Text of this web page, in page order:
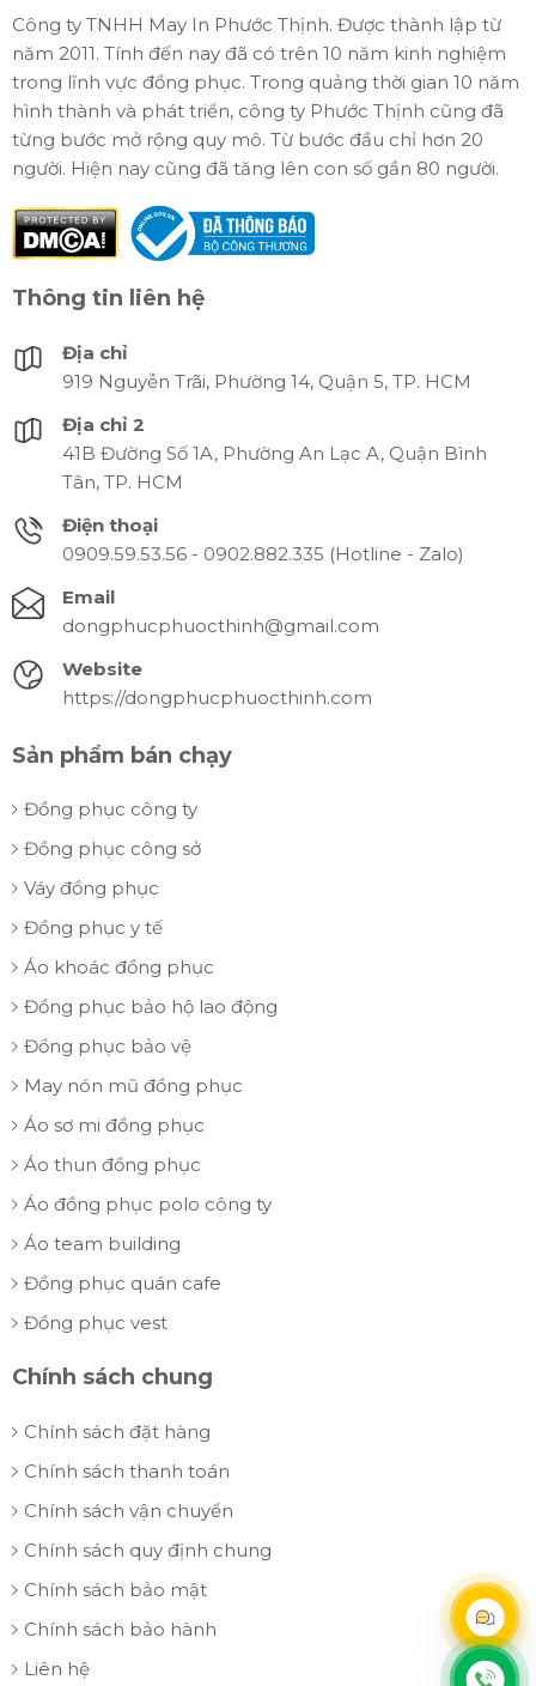
Công ty TNHH May In Phước Thịnh. Được thành lập từ
năm 2011. Tính đến nay đã có trên 10 năm kinh nghiệm
trong lĩnh vực đồng phục. Trong quảng thời gian 10 năm
hình thành và phát triển, công ty Phước Thịnh cũng đã
từng bước mở rộng quy mô. Từ bước đầu chỉ hơn 20
người. Hiện nay cũng đã tăng lên con số gần 80 người.
Thông tin liên hệ
Địa chỉ
919 Nguyễn Trãi, Phường 14, Quận 5, TP. HCM
Địa chỉ 2
41B Đường Số 1A, Phường An Lạc A, Quận Bình
Tân, TP. HCM
Điện thoại
0909.59.53.56 - 0902.882.335 (Hotline - Zalo)
Email
dongphucphuocthinh@gmail.com
Website
https://dongphucphuocthinh.com
Sản phẩm bán chạy
Đồng phục công ty
Đồng phục công sở
Váy đồng phục
Đồng phục y tế
Áo khoác đồng phục
Đồng phục bảo hộ lao động
Đồng phục bảo vệ
May nón mũ đồng phục
Áo sơ mi đồng phục
Áo thun đồng phục
Áo đồng phục polo công ty
Áo team building
Đồng phục quán cafe
Đồng phục vest
Chính sách chung
Chính sách đặt hàng
Chính sách thanh toán
Chính sách vận chuyển
Chính sách quy định chung
Chính sách bảo mật
Chính sách bảo hành
Liên hệ